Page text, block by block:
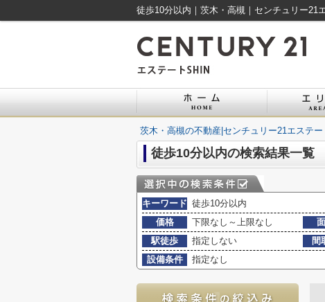
徒歩10分以内｜茨木・高槻｜センチュリー21
茨木・高槻の不動産|センチュリー21エステー
徒歩10分以内の検索結果一覧
キーワード 徒歩10分以内
価格
下限なし～上限なし
駅徒歩
指定しない 間
設備条件
指定なし